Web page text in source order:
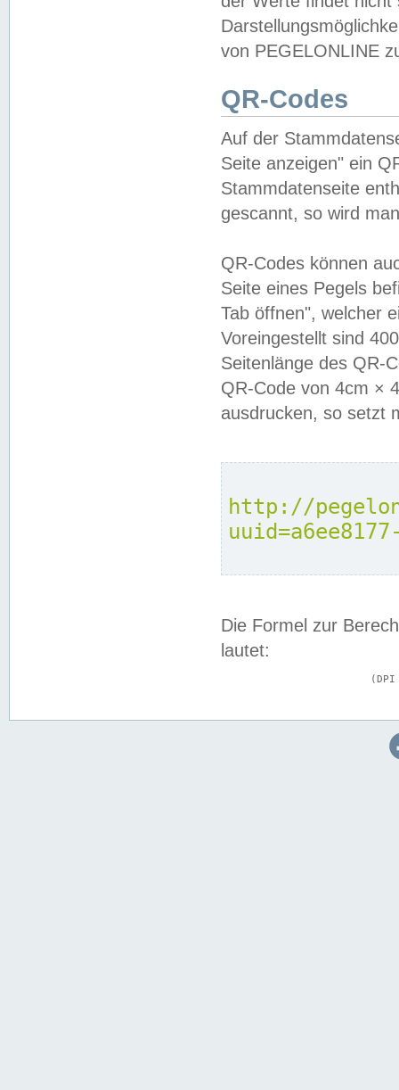
von PEGELONLINE
QR-Codes
Auf der
Seite anzeigen" ein
Stammdatenseite
gescannt, so wird
QR-Codes können
Seite eines Pegels
Tab öffnen", welcher
Voreingestellt sind
Seitenlänge des QR-
QR-Code von 4cm ×
ausdrucken, so setzt
http://
Die Formel zur
lautet: